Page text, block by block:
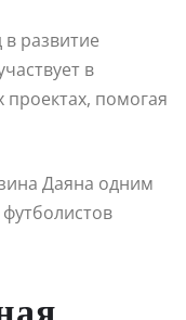
развитие
в
помогая
Даяна одним